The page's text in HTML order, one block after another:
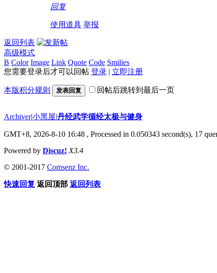
回复
使用道具 举报
返回列表
高级模式
B Color Image Link Quote Code Smilies
您需要登录后才可以回帖 登录 | 立即注册
本版积分规则 发表回复 回帖后跳转到最后一页
Archiver|小黑屋|丹经武学循经太极与健身
GMT+8, 2026-8-10 16:48 , Processed in 0.050343 second(s), 17
Powered by Discuz! X3.4
© 2001-2017 Comsenz Inc.
快速回复 返回顶部 返回列表